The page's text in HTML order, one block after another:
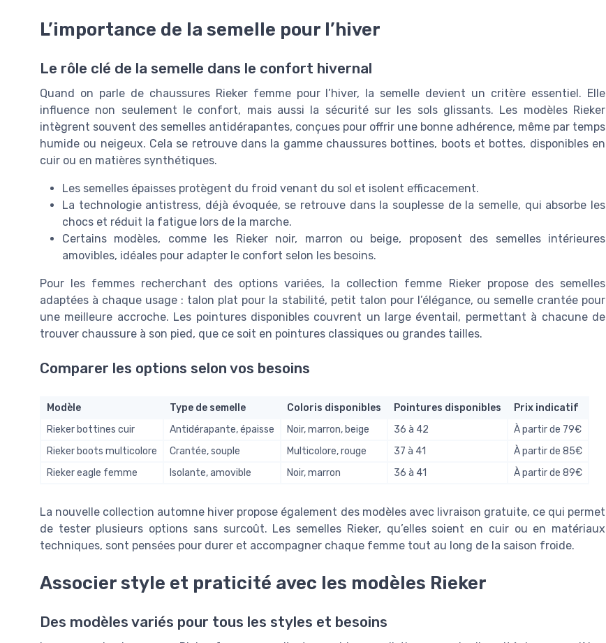
L’importance de la semelle pour l’hiver
Le rôle clé de la semelle dans le confort hivernal
Quand on parle de chaussures Rieker femme pour l’hiver, la semelle devient un critère essentiel. Elle
influence non seulement le confort, mais aussi la sécurité sur les sols glissants. Les modèles Rieker
intègrent souvent des semelles antidérapantes, conçues pour offrir une bonne adhérence, même par temps
humide ou neigeux. Cela se retrouve dans la gamme chaussures bottines, boots et bottes, disponibles en
cuir ou en matières synthétiques.
Les semelles épaisses protègent du froid venant du sol et isolent efficacement.
La technologie antistress, déjà évoquée, se retrouve dans la souplesse de la semelle, qui absorbe les
chocs et réduit la fatigue lors de la marche.
Certains modèles, comme les Rieker noir, marron ou beige, proposent des semelles intérieures
amovibles, idéales pour adapter le confort selon les besoins.
Pour les femmes recherchant des options variées, la collection femme Rieker propose des semelles
adaptées à chaque usage : talon plat pour la stabilité, petit talon pour l’élégance, ou semelle crantée pour
une meilleure accroche. Les pointures disponibles couvrent un large éventail, permettant à chacune de
trouver chaussure à son pied, que ce soit en pointures classiques ou grandes tailles.
Comparer les options selon vos besoins
Modèle Type de semelle Coloris disponibles Pointures disponibles
Prix indicatif
Rieker bottines cuir
Antidérapante, épaisse Noir, marron, beige 36 à 42
À partir de 79€
Rieker boots multicolore
Crantée, souple Multicolore, rouge 37 à 41
À partir de 85€
Rieker eagle femme
Isolante, amovible Noir, marron 36 à 41 À partir de 89€
La nouvelle collection automne hiver propose également des modèles avec livraison gratuite, ce qui permet
de tester plusieurs options sans surcoût. Les semelles Rieker, qu’elles soient en cuir ou en matériaux
techniques, sont pensées pour durer et accompagner chaque femme tout au long de la saison froide.
Associer style et praticité avec les modèles Rieker
Des modèles variés pour tous les styles et besoins